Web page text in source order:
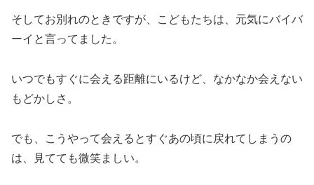
そしてお別れのときですが、こどもたちは、元気にバイバ
ーイと言ってました。
いつでもすぐに会える距離にいるけど、なかなか会えない
もどかしさ。
でも、こうやって会えるとすぐあの頃に戻れてしまうの
は、見てても微笑ましい。